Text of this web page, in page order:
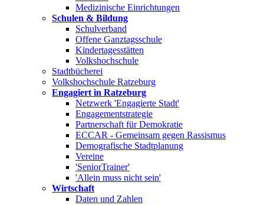
Medizinische Einrichtungen
Schulen & Bildung
Schulverband
Offene Ganztagsschule
Kindertagesstätten
Volkshochschule
Stadtbücherei
Volkshochschule Ratzeburg
Engagiert in Ratzeburg
Netzwerk 'Engagierte Stadt'
Engagementstrategie
Partnerschaft für Demokratie
ECCAR - Gemeinsam gegen Rassismus
Demografische Stadtplanung
Vereine
'SeniorTrainer'
'Allein muss nicht sein'
Wirtschaft
Daten und Zahlen